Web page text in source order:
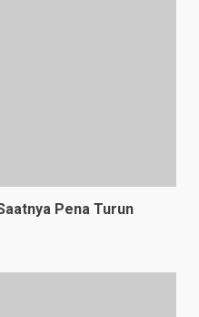
Pena Turun